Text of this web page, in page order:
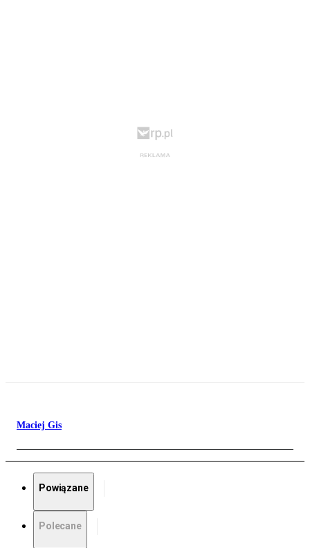
Maciej Gis
Powiązane
Polecane